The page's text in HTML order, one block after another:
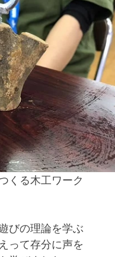
くる木工ワーク
びの理論を学ぶ
って存分に声を